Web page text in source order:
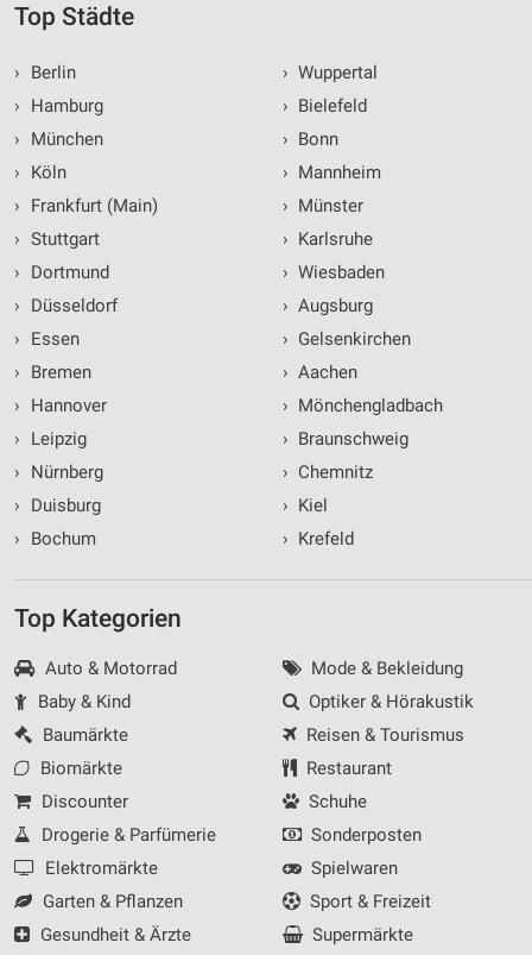
Top Städte
›
Berlin
›
Hamburg
›
München
›
Köln
›
Frankfurt (Main)
› Stuttgart
›
Dortmund
›
Düsseldorf
›
Essen
›
Bremen
›
Hannover
›
Leipzig
›
Nürnberg
›
Duisburg
›
Bochum
› Wuppertal
› Bielefeld
› Bonn
› Mannheim
› Münster
› Karlsruhe
› Wiesbaden
› Augsburg
› Gelsenkirchen
› Aachen
› Mönchengladbach
› Braunschweig
› Chemnitz
› Kiel
› Krefeld
Top Kategorien
Auto & Motorrad
Baby & Kind
Baumärkte
Biomärkte
Discounter
Drogerie & Parfümerie
Elektromärkte
Garten & Pflanzen
Gesundheit & Ärzte
Mode & Bekleidung
Optiker & Hörakustik
Reisen & Tourismus
Restaurant
Schuhe
Sonderposten
Spielwaren
Sport & Freizeit
Supermärkte